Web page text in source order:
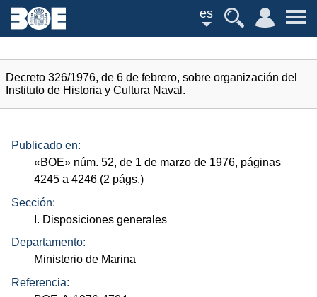
es
Decreto 326/1976, de 6 de febrero, sobre organización del
Instituto de Historia y Cultura Naval.
Publicado en:
«BOE» núm. 52, de 1 de marzo de 1976, páginas
4245 a 4246 (2 págs.)
Sección:
I. Disposiciones generales
Departamento:
Ministerio de Marina
Referencia: